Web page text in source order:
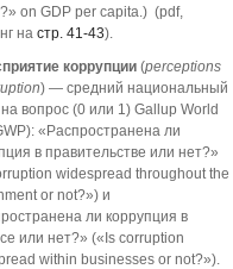
on GDP per capita.) (pdf,
на стр. 41-43).
коррупции (perceptions
) — средний национальный
вопрос (0 или 1) Gallup World
«Распространена ли
в правительстве или нет?»
widespread throughout the
or not?») и
ли коррупция в
или нет?» («Is corruption
within businesses or not?»).